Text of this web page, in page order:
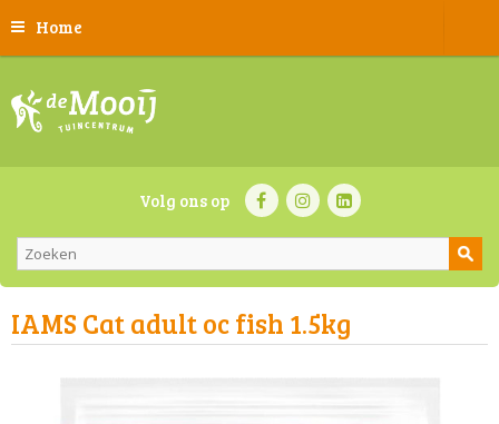
Home
Volg ons op
IAMS Cat adult oc fish 1.5kg